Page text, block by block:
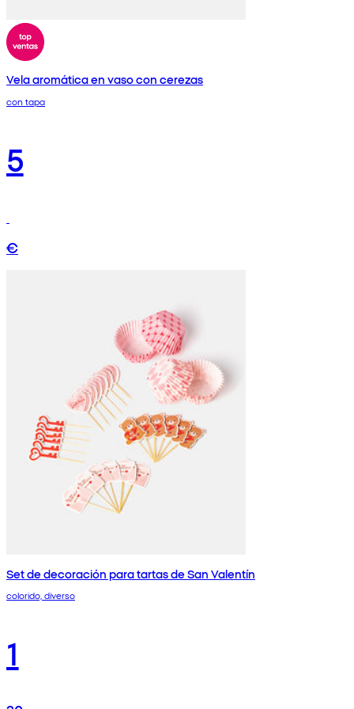
Vela aromática en vaso con cerezas
con tapa
5
€
Set de decoración para tartas de San Valentín
colorido, diverso
1